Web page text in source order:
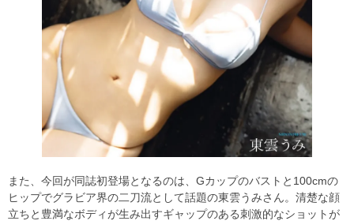
また、今回が同誌初登場となるのは、Gカップのバストと100cmの
ヒップでグラビア界の二刀流として話題の東雲うみさん。清楚な顔
立ちと豊満なボディが生み出すギャップのある刺激的なショットが